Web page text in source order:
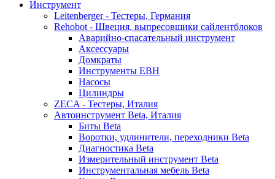
Инструмент
Leitenberger - Тестеры, Германия
Rehobot - Швеция, выпресовщики сайлентблоков
Аварийно-спасательный инструмент
Аксессуары
Домкраты
Инструменты EBH
Насосы
Цилиндры
ZECA - Тестеры, Италия
Автоинструмент Beta, Италия
Биты Beta
Воротки, удлинители, переходники Beta
Диагностика Beta
Измерительный инструмент Beta
Инструментальная мебель Beta